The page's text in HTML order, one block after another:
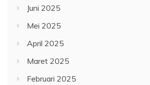
Juni 2025
Mei 2025
April 2025
Maret 2025
Februari 2025